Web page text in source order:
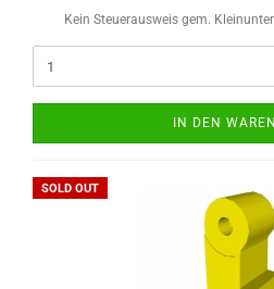
Kein Steuerausweis gem.
IN DEN
SOLD OUT